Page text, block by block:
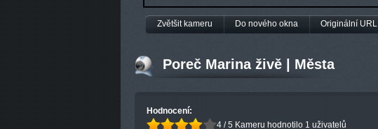
Zvětšit kameru Do nového okna Originální URL
Poreč Marina živě | Města
Hodnocení:
4 / 5 Kameru hodnotilo 1 uživatelů